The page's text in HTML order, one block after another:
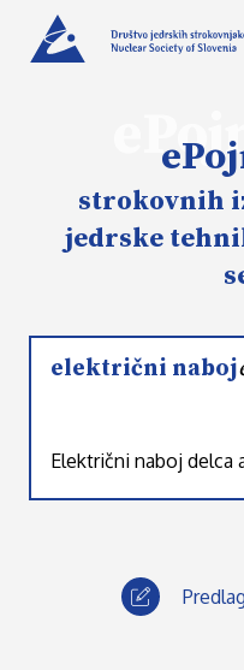
strokovnih
jedrske
električni naboj
Električni naboj delca